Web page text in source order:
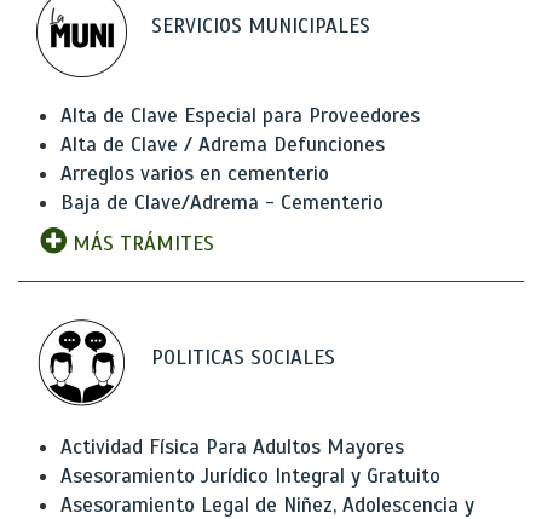
SERVICIOS MUNICIPALES
Alta de Clave Especial para Proveedores
Alta de Clave / Adrema Defunciones
Arreglos varios en cementerio
Baja de Clave/Adrema - Cementerio
MÁS TRÁMITES
POLITICAS SOCIALES
Actividad Física Para Adultos Mayores
Asesoramiento Jurídico Integral y Gratuito
Asesoramiento Legal de Niñez, Adolescencia y